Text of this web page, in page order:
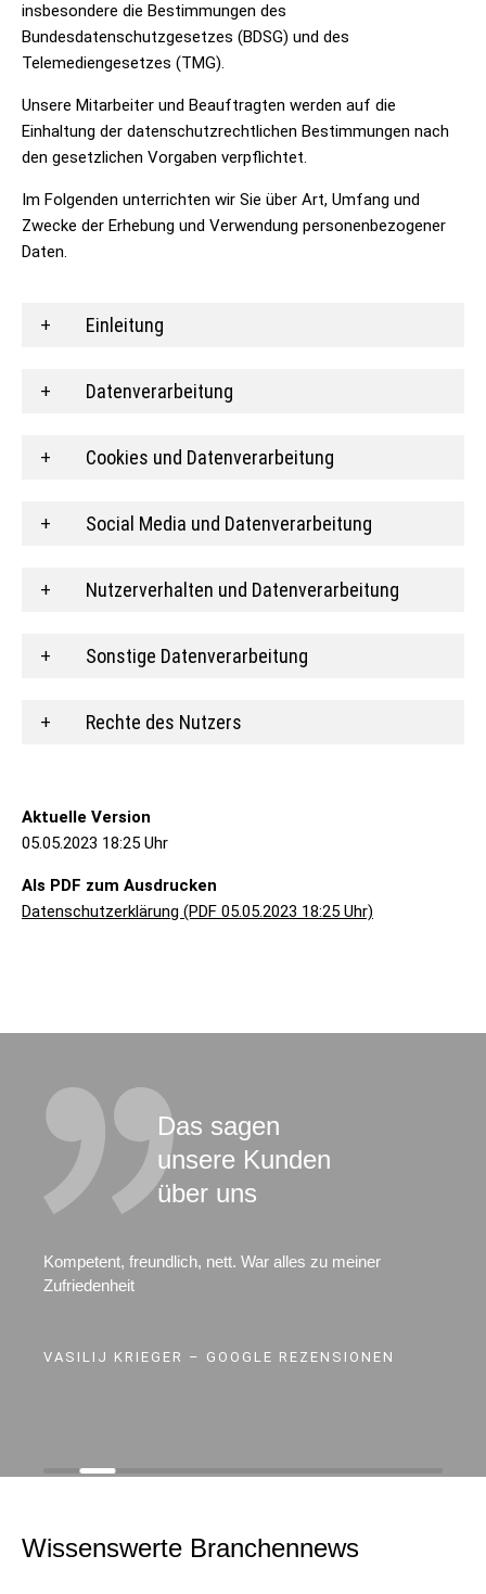
insbesondere die Bestimmungen des
Bundesdatenschutzgesetzes (BDSG) und des
Telemediengesetzes (TMG).
Unsere Mitarbeiter und Beauftragten werden auf die
Einhaltung der datenschutzrechtlichen Bestimmungen nach
den gesetzlichen Vorgaben verpflichtet.
Im Folgenden unterrichten wir Sie über Art, Umfang und
Zwecke der Erhebung und Verwendung personenbezogener
Daten.
Einleitung
Datenverarbeitung
Cookies und Datenverarbeitung
Social Media und Datenverarbeitung
Nutzerverhalten und Datenverarbeitung
Sonstige Datenverarbeitung
Rechte des Nutzers
Aktuelle Version
05.05.2023 18:25 Uhr
Als PDF zum Ausdrucken
Datenschutzerklärung (PDF 05.05.2023 18:25 Uhr)
Das sagen
unsere Kunden
über uns
Kompetent, freundlich, nett. War alles zu meiner
Zufriedenheit
VASILIJ KRIEGER – GOOGLE REZENSIONEN
Wissenswerte Branchennews